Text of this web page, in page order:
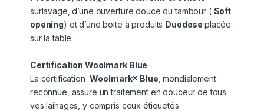
surlavage, d’une ouverture douce du tambour ( Soft
opening) et d’une boite à produits Duodoseplacée
sur la table.
Certification Woolmark Blue
La certificationWoolmark® Blue , mondialement
reconnue, assure un traitement en douceur de tous
vos lainages, y compris ceux étiquetés